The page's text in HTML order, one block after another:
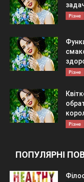
Різне
Різне
Різне
ПОПУЛЯРНІ